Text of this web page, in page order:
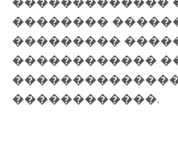
��������
���������
������������
������������.